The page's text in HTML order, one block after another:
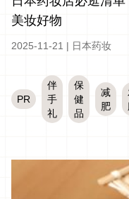
美妆好物
2025-11-21 | 日本药妆
PR
伴
手
礼
保
健
品
减
肥